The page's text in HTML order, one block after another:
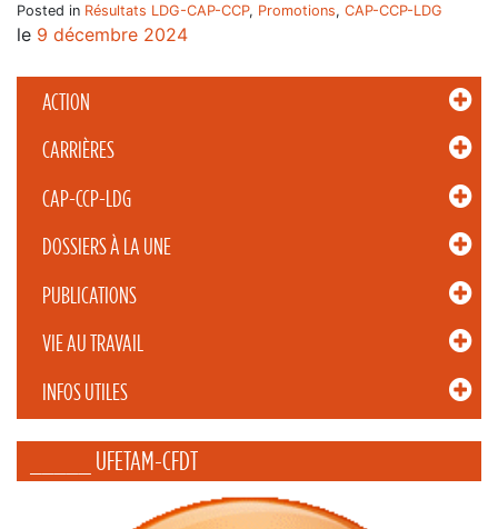
ACTION
CARRIÈRES
CAP-CCP-LDG
DOSSIERS À LA UNE
PUBLICATIONS
VIE AU TRAVAIL
INFOS UTILES
_____ UFETAM-CFDT
Posted in Résultats LDG-CAP-CCP, Promotions, CAP-CCP-LDG
le 9 décembre 2024